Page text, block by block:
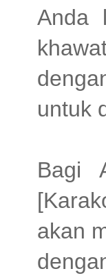
Anda
untuk
Bagi
akan